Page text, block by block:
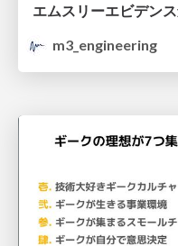
m3_engineering